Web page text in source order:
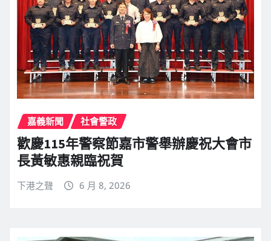
嘉義新聞 社會警政
歡慶115年警察節嘉市警舉辦慶祝大會市
長黃敏惠親臨祝賀
下港之聲 6 月 8, 2026